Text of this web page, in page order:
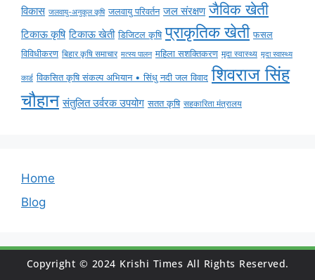
विकास जलवायु-अनुकूल कृषि जलवायु परिवर्तन जल संरक्षण जैविक खेती
टिकाऊ कृषि टिकाऊ खेती डिजिटल कृषि प्राकृतिक खेती फसल
विविधीकरण बिहार कृषि समाचार मत्स्य पालन महिला सशक्तिकरण मृदा स्वास्थ्य मृदा स्वास्थ्य
कार्ड विकसित कृषि संकल्प अभियान • सिंधु नदी जल विवाद शिवराज सिंह
चौहान संतुलित उर्वरक उपयोग सतत कृषि सहकारिता मंत्रालय
Home
Blog
Copyright © 2024 Krishi Times All Rights Reserved.